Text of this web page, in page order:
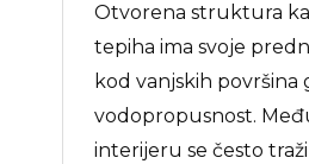
Otvorena struktura
tepiha ima svoje
kod vanjskih površina
vodopropusnost.
interijeru se često